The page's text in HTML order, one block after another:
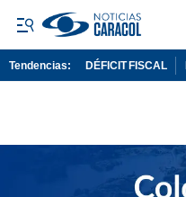
Tendencias: DÉFICIT FISCAL